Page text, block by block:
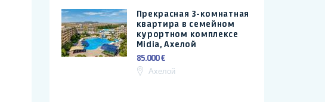
Прекрасная 3-комнатная
квартира в семейном
курортном комплексе
Midia, Ахелой
85.000 €
Ахелой